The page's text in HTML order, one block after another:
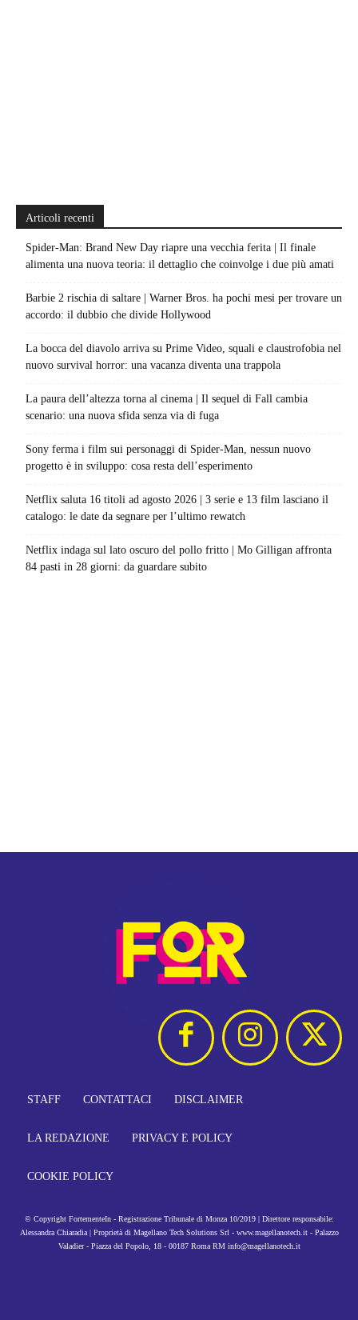
Articoli recenti
Spider-Man: Brand New Day riapre una vecchia ferita | Il finale
alimenta una nuova teoria: il dettaglio che coinvolge i due più amati
Barbie 2 rischia di saltare | Warner Bros. ha pochi mesi per trovare un
accordo: il dubbio che divide Hollywood
La bocca del diavolo arriva su Prime Video, squali e claustrofobia nel
nuovo survival horror: una vacanza diventa una trappola
La paura dell’altezza torna al cinema | Il sequel di Fall cambia
scenario: una nuova sfida senza via di fuga
Sony ferma i film sui personaggi di Spider-Man, nessun nuovo
progetto è in sviluppo: cosa resta dell’esperimento
Netflix saluta 16 titoli ad agosto 2026 | 3 serie e 13 film lasciano il
catalogo: le date da segnare per l’ultimo rewatch
Netflix indaga sul lato oscuro del pollo fritto | Mo Gilligan affronta
84 pasti in 28 giorni: da guardare subito
STAFF CONTATTACI DISCLAIMER
LA REDAZIONE PRIVACY E POLICY
COOKIE POLICY
© Copyright FortementeIn - Registrazione Tribunale di Monza 10/2019 | Direttore responsabile:
Alessandra Chiaradia | Proprietà di Magellano Tech Solutions Srl - www.magellanotech.it - Palazzo
Valadier - Piazza del Popolo, 18 - 00187 Roma RM info@magellanotech.it